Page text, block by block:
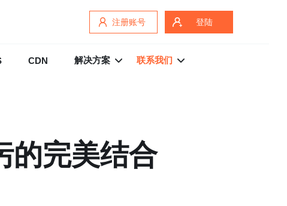
注册账号 登陆
CDN 解决方案 联系我们
的完美结合